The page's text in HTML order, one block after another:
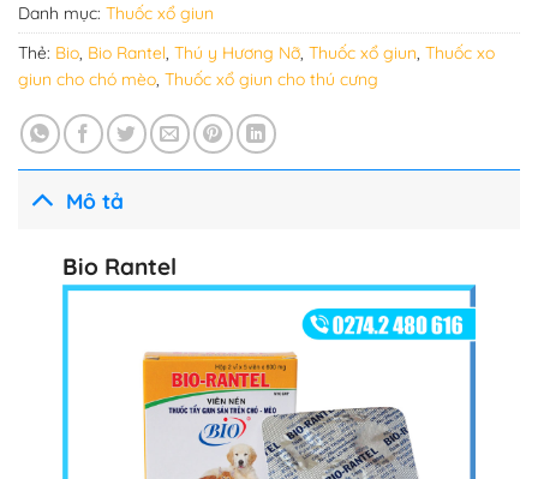
Danh mục: Thuốc xổ giun
Thẻ: Bio, Bio Rantel, Thú y Hương Nỡ, Thuốc xổ giun, Thuốc xo
giun cho chó mèo, Thuốc xổ giun cho thú cưng
Mô tả
Bio Rantel